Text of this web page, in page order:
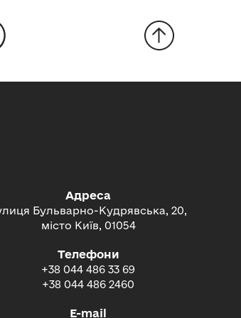
Адреса
Бульварно-Кудрявська, 20,
місто Київ, 01054
Телефони
+38 044 486 33 69
+38 044 486 2460
E-mail